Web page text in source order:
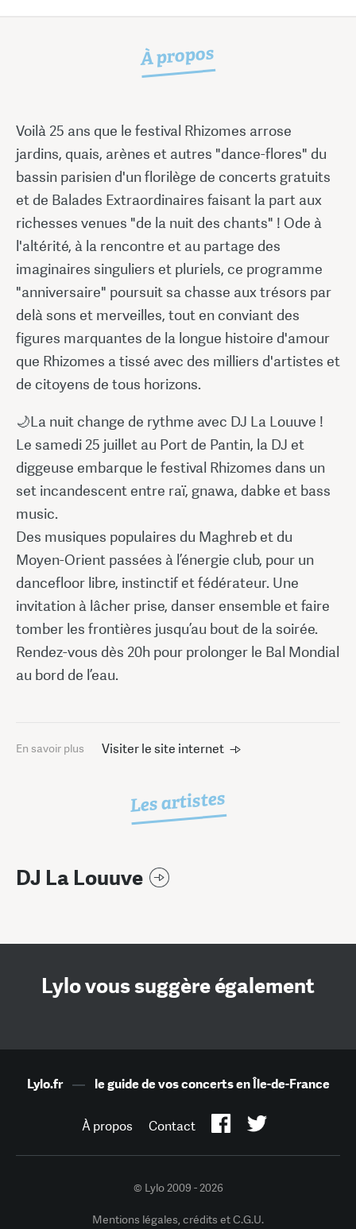
À propos
Voilà 25 ans que le festival Rhizomes arrose
jardins, quais, arènes et autres "dance-flores" du
bassin parisien d'un florilège de concerts gratuits
et de Balades Extraordinaires faisant la part aux
richesses venues "de la nuit des chants" ! Ode à
l'altérité, à la rencontre et au partage des
imaginaires singuliers et pluriels, ce programme
"anniversaire" poursuit sa chasse aux trésors par
delà sons et merveilles, tout en conviant des
figures marquantes de la longue histoire d'amour
que Rhizomes a tissé avec des milliers d'artistes et
de citoyens de tous horizons.
🌙La nuit change de rythme avec DJ La Louuve !
Le samedi 25 juillet au Port de Pantin, la DJ et
diggeuse embarque le festival Rhizomes dans un
set incandescent entre raï, gnawa, dabke et bass
music.
Des musiques populaires du Maghreb et du
Moyen-Orient passées à l’énergie club, pour un
dancefloor libre, instinctif et fédérateur. Une
invitation à lâcher prise, danser ensemble et faire
tomber les frontières jusqu’au bout de la soirée.
Rendez-vous dès 20h pour prolonger le Bal Mondial
au bord de l’eau.
En savoir plus Visiter le site internet
Les artistes
DJ La Louuve
Lylo vous suggère également
Lylo.fr— le guide de vos concerts en Île-de-France
À propos Contact
© Lylo 2009 - 2026
Mentions légales, crédits et C.G.U.